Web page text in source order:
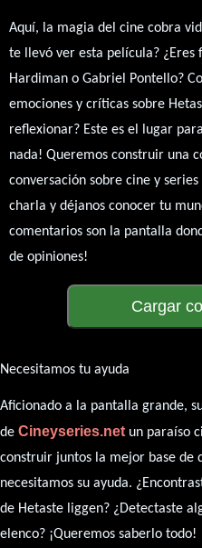
Aquí, la magia del cine cobra
te llevó ver esta película? ¿Eres
Hardiman o Gabriel Pontello?
emociones y críticas sobre
reflexionar? Este es el lugar
nada! Queremos construir una
conversación sobre cine y series
charla y déjanos conocer tu
comentarios son la pantalla
de opiniones!
Cargar
Necesitamos tu ayuda
Aficionado a la pantalla grande,
de Cineyseries.netun paraíso
construir juntos la mejor base de
necesitamos su ayuda.
de Hetaste liggen? ¿Detectaste
elenco? ¡Queremos saberlo todo!